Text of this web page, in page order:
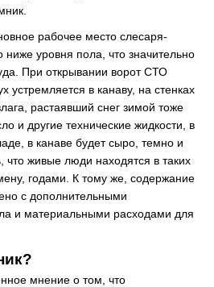
рабочее место слесаря-
уровня пола, что значительно
При открывании ворот СТО
устремляется в канаву, на стенках
растаявший снег зимой тоже
и другие технические жидкости, в
в канаве будет сыро, темно и
что живые люди находятся в таких
годами. К тому же, содержание
с дополнительными
и материальными расходами для
мнение о том, что